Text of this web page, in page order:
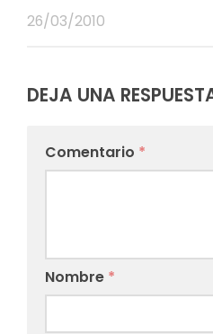
26/03/2010
DEJA UNA
Comentario *
Nombre *